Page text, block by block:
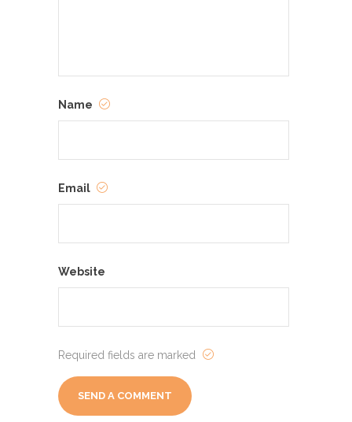
Name
Email
Website
Required fields are marked